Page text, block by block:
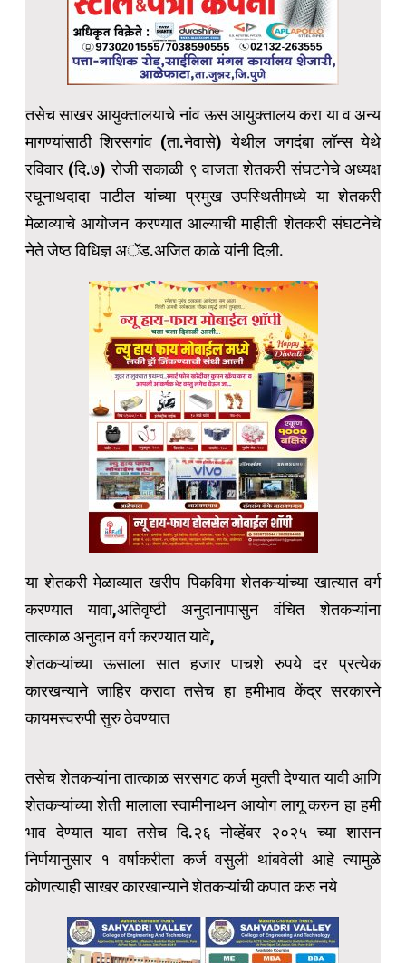
तसेच साखर आयुक्तालयाचे नांव ऊस आयुक्तालय करा या व अन्य
मागण्यांसाठी शिरसगांव (ता.नेवासे) येथील जगदंबा लॉन्स येथे
रविवार (दि.७) रोजी सकाळी ९ वाजता शेतकरी संघटनेचे अध्यक्ष
रघूनाथदादा पाटील यांच्या प्रमुख उपस्थितीमध्ये या शेतकरी
मेळाव्याचे आयोजन करण्यात आल्याची माहीती शेतकरी संघटनेचे
नेते जेष्ठ विधिज्ञ अॅड.अजित काळे यांनी दिली.
या शेतकरी मेळाव्यात खरीप पिकविमा शेतकऱ्यांच्या खात्यात वर्ग
करण्यात यावा,अतिवृष्टी अनुदानापासुन वंचित शेतकऱ्यांना
तात्काळ अनुदान वर्ग करण्यात यावे,
शेतकऱ्यांच्या ऊसाला सात हजार पाचशे रुपये दर प्रत्येक
कारखन्याने जाहिर करावा तसेच हा हमीभाव केंद्र सरकारने
कायमस्वरुपी सुरु ठेवण्यात
तसेच शेतकऱ्यांना तात्काळ सरसगट कर्ज मुक्ती देण्यात यावी आणि
शेतकऱ्यांच्या शेती मालाला स्वामीनाथन आयोग लागू करुन हा हमी
भाव देण्यात यावा तसेच दि.२६ नोव्हेंबर २०२५ च्या शासन
निर्णयानुसार १ वर्षाकरीता कर्ज वसुली थांबवेली आहे त्यामुळे
कोणत्याही साखर कारखान्याने शेतकऱ्यांची कपात करु नये